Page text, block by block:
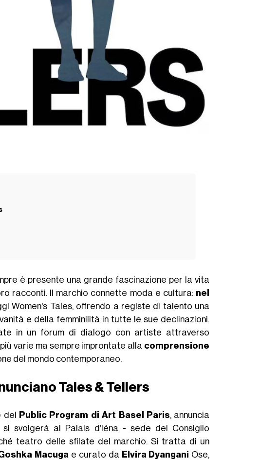
è presente una grande fascinazione per la vita
racconti. Il marchio connette moda e cultura: nel
Women's Tales, offrendo a registe di talento una
e della femminilità in tutte le sue declinazioni.
in un forum di dialogo con artiste attraverso
varie ma sempre improntate alla comprensione
del mondo contemporaneo.
Tales & Tellers
del Public Program di Art Basel Paris, annuncia
svolgerà al Palais d’Iéna - sede del Consiglio
teatro delle sfilate del marchio. Si tratta di un
Macuga e curato da Elvira Dyangani Ose,